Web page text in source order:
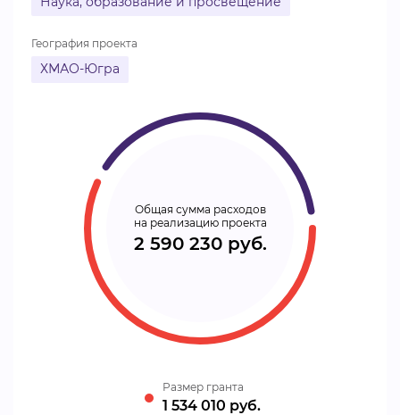
География проекта
ХМАО-Югра
Общая сумма расходов
на реализацию проекта
2 590 230 руб.
Размер гранта
1 534 010 руб.